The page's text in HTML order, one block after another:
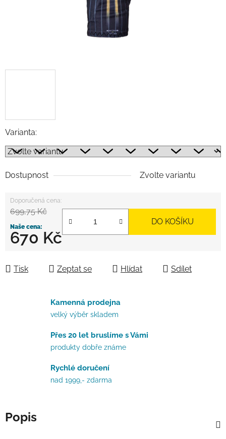
Varianta:
Dostupnost Zvolte variantu
699,75 Kč
670 Kč
DO KOŠÍKU
Tisk Zeptat se Hlídat Sdílet
Kamenná prodejna
velký výběr skladem
Přes 20 let bruslíme s Vámi
produkty dobře známe
Rychlé doručení
nad 1999,- zdarma
Popis